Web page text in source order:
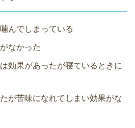
んでしまっている
なかった
効果があったが寝ているときに
が苦味になれてしまい効果がな